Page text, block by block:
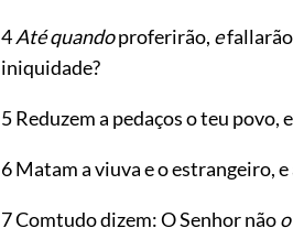
4Até quandoproferirão, efallarão
iniquidade?
5 Reduzem a pedaços o teu povo,
6 Matam a viuva e o estrangeiro,
7 Comtudo dizem: O Senhor nãoo